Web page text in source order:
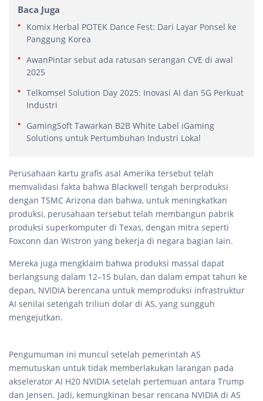
Baca Juga
Komix Herbal POTEK Dance Fest: Dari Layar Ponsel ke
Panggung Korea
AwanPintar sebut ada ratusan serangan CVE di awal
2025
Telkomsel Solution Day 2025: Inovasi AI dan 5G Perkuat
Industri
GamingSoft Tawarkan B2B White Label iGaming
Solutions untuk Pertumbuhan Industri Lokal
Perusahaan kartu grafis asal Amerika tersebut telah
memvalidasi fakta bahwa Blackwell tengah berproduksi
dengan TSMC Arizona dan bahwa, untuk meningkatkan
produksi, perusahaan tersebut telah membangun pabrik
produksi superkomputer di Texas, dengan mitra seperti
Foxconn dan Wistron yang bekerja di negara bagian lain.
Mereka juga mengklaim bahwa produksi massal dapat
berlangsung dalam 12–15 bulan, dan dalam empat tahun ke
depan, NVIDIA berencana untuk memproduksi infrastruktur
AI senilai setengah triliun dolar di AS, yang sungguh
mengejutkan.
Pengumuman ini muncul setelah pemerintah AS
memutuskan untuk tidak memberlakukan larangan pada
akselerator AI H20 NVIDIA setelah pertemuan antara Trump
dan Jensen. Jadi, kemungkinan besar rencana NVIDIA di AS